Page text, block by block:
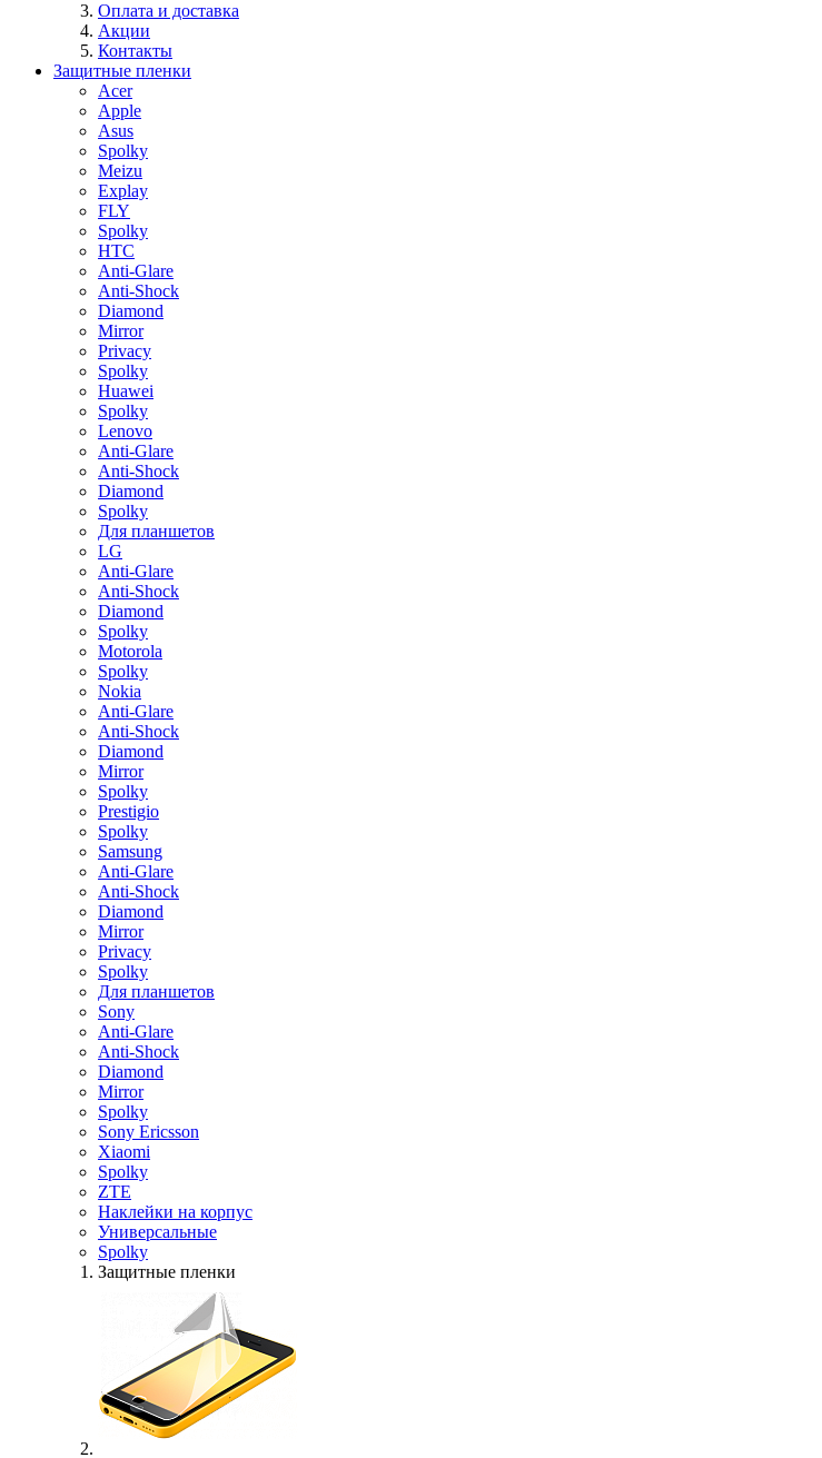
Оплата и доставка
Акции
Контакты
Защитные пленки
Acer
Apple
Asus
Spolky
Meizu
Explay
FLY
Spolky
HTC
Anti-Glare
Anti-Shock
Diamond
Mirror
Privacy
Spolky
Huawei
Spolky
Lenovo
Anti-Glare
Anti-Shock
Diamond
Spolky
Для планшетов
LG
Anti-Glare
Anti-Shock
Diamond
Spolky
Motorola
Spolky
Nokia
Anti-Glare
Anti-Shock
Diamond
Mirror
Spolky
Prestigio
Spolky
Samsung
Anti-Glare
Anti-Shock
Diamond
Mirror
Privacy
Spolky
Для планшетов
Sony
Anti-Glare
Anti-Shock
Diamond
Mirror
Spolky
Sony Ericsson
Xiaomi
Spolky
ZTE
Наклейки на корпус
Универсальные
Spolky
Защитные пленки